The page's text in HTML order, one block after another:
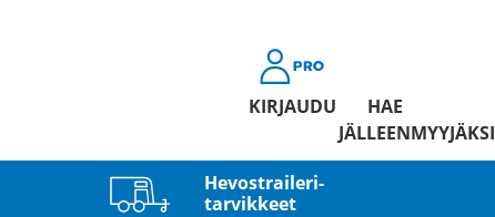
KIRJAUDU
HAE
JÄLLEENMYYJÄKSI
Hevostraileri­
tarvikkeet